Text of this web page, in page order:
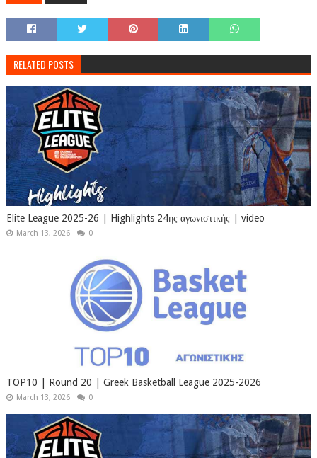
RELATED POSTS
Elite League 2025-26 | Highlights 24ης αγωνιστικής | video
March 13, 2026 0
TOP10 | Round 20 | Greek Basketball League 2025-2026
March 13, 2026 0